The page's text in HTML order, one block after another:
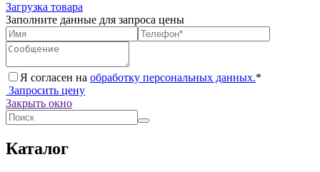
Загрузка товара
Заполните данные для запроса цены
Я согласен на обработку персональных данных.*
Запросить цену
Закрыть окно
Каталог